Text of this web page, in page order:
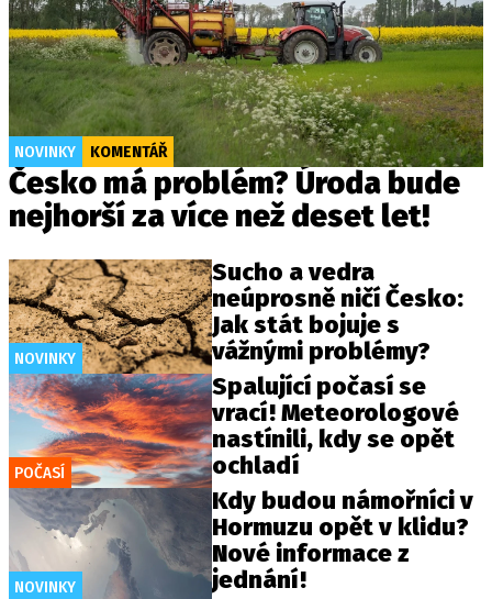
NOVINKY KOMENTÁŘ
Česko má problém? Úroda bude
nejhorší za více než deset let!
NOVINKY
Sucho a vedra
neúprosně ničí Česko:
Jak stát bojuje s
vážnými problémy?
POČASÍ
Spalující počasí se
vrací! Meteorologové
nastínili, kdy se opět
ochladí
NOVINKY
Kdy budou námořníci v
Hormuzu opět v klidu?
Nové informace z
jednání!